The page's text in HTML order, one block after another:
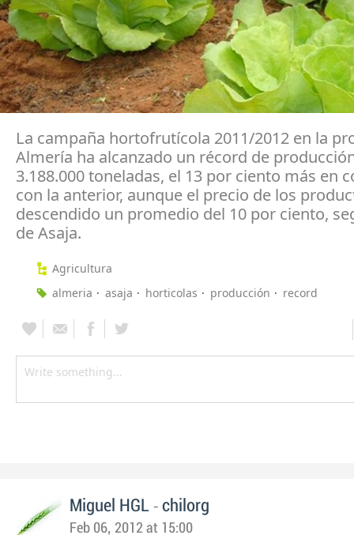
La campaña hortofrutícola 2011/2012 en la
Almería ha alcanzado un récord de
3.188.000 toneladas, el 13 por ciento más en
con la anterior, aunque el precio de los
descendido un promedio del 10 por ciento,
de Asaja.
Agricultura
almeria
asaja horticolas producción record
Miguel HGL - chilorg
Feb 06, 2012 at 15:00